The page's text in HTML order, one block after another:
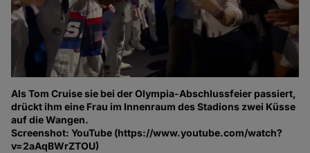
Als Tom Cruise sie bei der Olympia-Abschlussfeier passiert,
drückt ihm eine Frau im Innenraum des Stadions zwei Küsse
auf die Wangen.
Screenshot: YouTube (https://www.youtube.com/watch?
v=2aAqBWrZTOU)